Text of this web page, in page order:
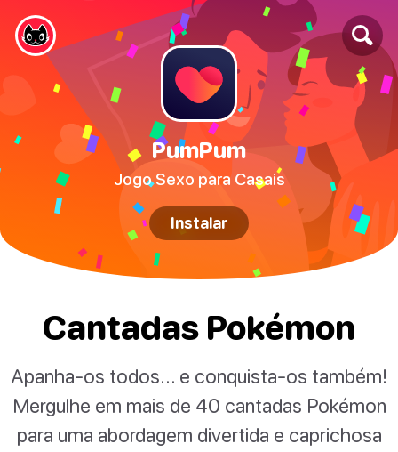
PumPum
Jogo Sexo para Casais
Instalar
Cantadas Pokémon
Apanha-os todos... e conquista-os também!
Mergulhe em mais de 40 cantadas Pokémon
para uma abordagem divertida e caprichosa